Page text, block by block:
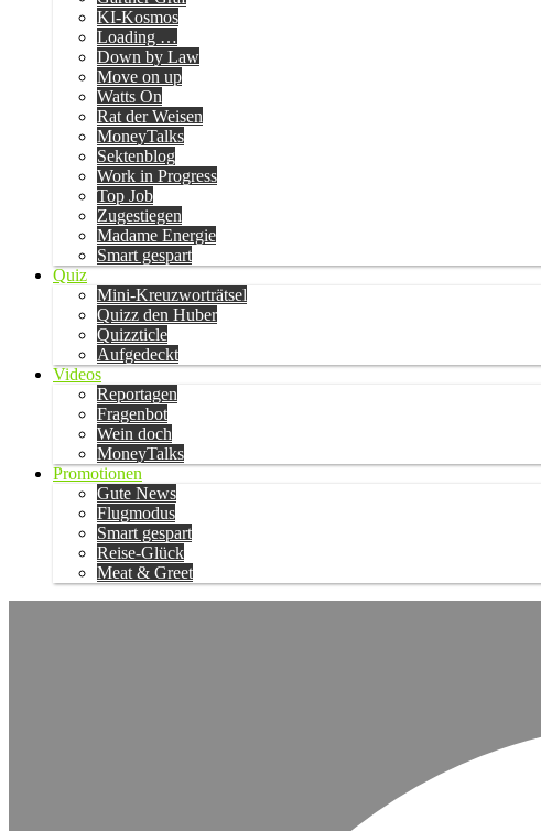
KI-Kosmos
Loading …
Down by Law
Move on up
Watts On
Rat der Weisen
MoneyTalks
Sektenblog
Work in Progress
Top Job
Zugestiegen
Madame Energie
Smart gespart
Quiz
Mini-Kreuzworträtsel
Quizz den Huber
Quizzticle
Aufgedeckt
Videos
Reportagen
Fragenbot
Wein doch
MoneyTalks
Promotionen
Gute News
Flugmodus
Smart gespart
Reise-Glück
Meat & Greet